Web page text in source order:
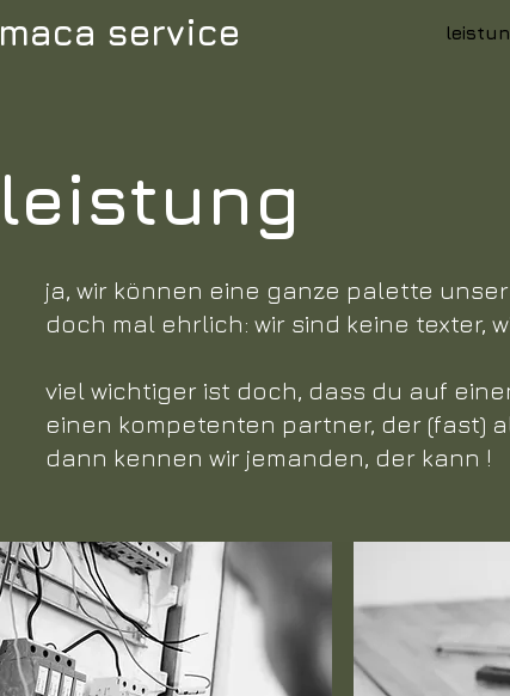
maca service
leistung
ja, wir können eine ganze palette
doch mal ehrlich: wir sind keine texter,
viel wichtiger ist doch, dass du auf
einen kompetenten partner, der (fast)
dann kennen wir jemanden, der kann !